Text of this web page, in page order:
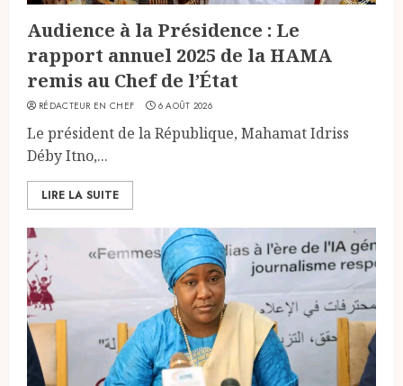
Audience à la Présidence : Le
rapport annuel 2025 de la HAMA
remis au Chef de l’État
RÉDACTEUR EN CHEF 6 AOÛT 2026
Le président de la République, Mahamat Idriss
Déby Itno,...
LIRE LA SUITE